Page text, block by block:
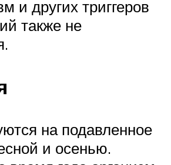
и других триггеров
также не
на подавленное
и осенью.